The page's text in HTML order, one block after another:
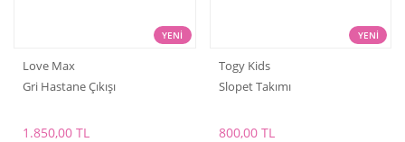
YENİ
Love Max
Gri Hastane Çıkışı
1.850,00 TL
YENİ
Togy Kids
Slopet Takımı
800,00 TL